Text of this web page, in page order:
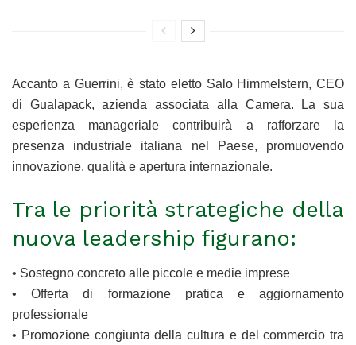
Accanto a Guerrini, è stato eletto Salo Himmelstern, CEO
di Gualapack, azienda associata alla Camera. La sua
esperienza manageriale contribuirà a rafforzare la
presenza industriale italiana nel Paese, promuovendo
innovazione, qualità e apertura internazionale.
Tra le priorità strategiche della
nuova leadership figurano:
• Sostegno concreto alle piccole e medie imprese
• Offerta di formazione pratica e aggiornamento
professionale
• Promozione congiunta della cultura e del commercio tra